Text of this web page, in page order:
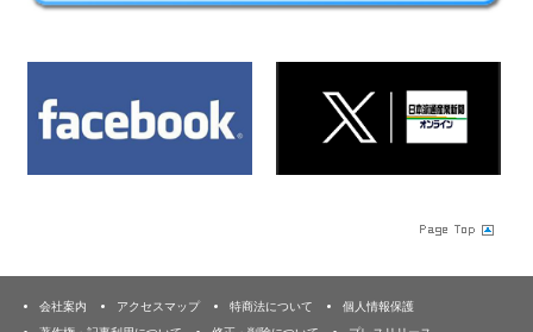
会社案内 アクセスマップ 特商法について
個人情報保護